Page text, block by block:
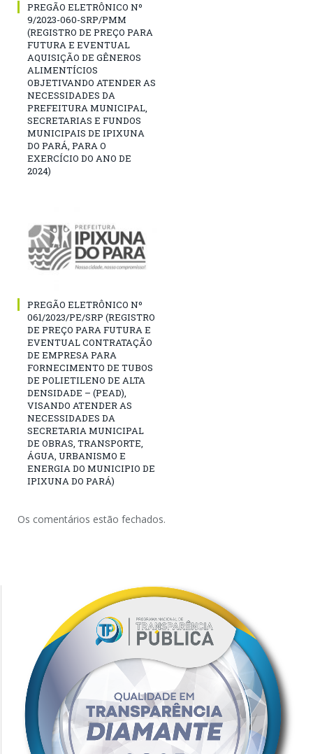
PREGÃO ELETRÔNICO Nº
9/2023-060-SRP/PMM
(REGISTRO DE PREÇO PARA
FUTURA E EVENTUAL
AQUISIÇÃO DE GÊNEROS
ALIMENTÍCIOS
OBJETIVANDO ATENDER AS
NECESSIDADES DA
PREFEITURA MUNICIPAL,
SECRETARIAS E FUNDOS
MUNICIPAIS DE IPIXUNA
DO PARÁ, PARA O
EXERCÍCIO DO ANO DE
2024)
PREGÃO ELETRÔNICO Nº
061/2023/PE/SRP (REGISTRO
DE PREÇO PARA FUTURA E
EVENTUAL CONTRATAÇÃO
DE EMPRESA PARA
FORNECIMENTO DE TUBOS
DE POLIETILENO DE ALTA
DENSIDADE – (PEAD),
VISANDO ATENDER AS
NECESSIDADES DA
SECRETARIA MUNICIPAL
DE OBRAS, TRANSPORTE,
ÁGUA, URBANISMO E
ENERGIA DO MUNICIPIO DE
IPIXUNA DO PARÁ)
Os comentários estão fechados.